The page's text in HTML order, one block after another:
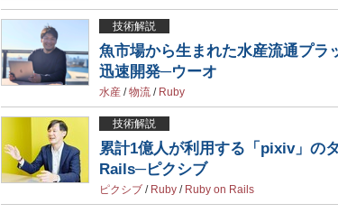
技術解説
魚市場から生まれた水産流通プラ
迅速開発─ウーオ
水産 /物流 / Ruby
技術解説
累計1億人が利用する「pixiv」の
Rails─ピクシブ
ピクシブ / Ruby / Ruby on Rails